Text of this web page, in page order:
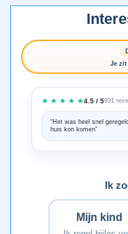
Je zit
★ ★ ★ ★ ★4.5 / 5931
“Het was heel snel
huis kon komen”
Ik
Mijn kind